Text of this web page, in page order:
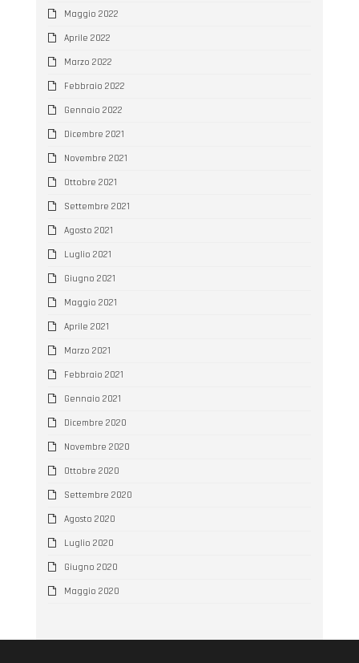
Maggio 2022
Aprile 2022
Marzo 2022
Febbraio 2022
Gennaio 2022
Dicembre 2021
Novembre 2021
Ottobre 2021
Settembre 2021
Agosto 2021
Luglio 2021
Giugno 2021
Maggio 2021
Aprile 2021
Marzo 2021
Febbraio 2021
Gennaio 2021
Dicembre 2020
Novembre 2020
Ottobre 2020
Settembre 2020
Agosto 2020
Luglio 2020
Giugno 2020
Maggio 2020